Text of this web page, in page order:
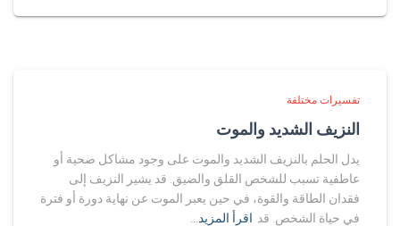
تفسيرات مختلفة
النزيف الشديد والموت
يدل الحلم بالنزيف الشديد والموت على وجود مشاكل صحية أو
عاطفية تسبب للشخص القلق والضيق. قد يشير النزيف إلى
فقدان الطاقة والقوة، في حين يعبر الموت عن نهاية دورة أو فترة
في حياة الشخص. قد اقرأ المزيد…